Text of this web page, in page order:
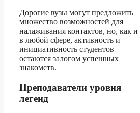
Дорогие вузы могут предложить
множество возможностей для
налаживания контактов, но, как и
в любой сфере, активность и
инициативность студентов
остаются залогом успешных
знакомств.
Преподаватели уровня
легенд